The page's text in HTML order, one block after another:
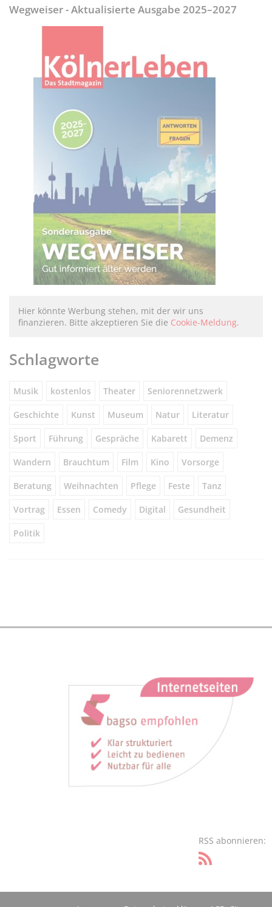
Wegweiser - Aktualisierte Ausgabe 2025–2027
Hier könnte Werbung stehen, mit der wir uns
finanzieren. Bitte akzeptieren Sie die Cookie-Meldung.
Schlagworte
Musik kostenlos Theater Seniorennetzwerk
Geschichte Kunst Museum Natur Literatur
Sport Führung Gespräche Kabarett Demenz
Wandern Brauchtum Film Kino Vorsorge
Beratung Weihnachten Pflege Feste Tanz
Vortrag Essen Comedy Digital Gesundheit
Politik
RSS abonnieren: